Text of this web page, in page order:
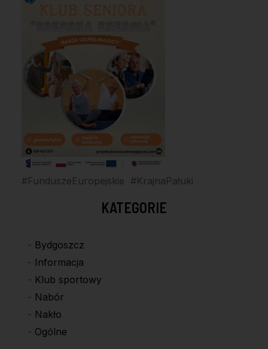
#FunduszeEuropejskie #KrajnaPałuki
KATEGORIE
Bydgoszcz
Informacja
Klub sportowy
Nabór
Nakło
Ogólne